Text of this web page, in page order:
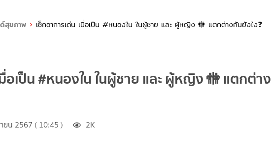
สุขภาพ เช็กอาการเด่น เมื่อเป็น #หนองใน ในผู้ชาย และ ผู้หญิง 🚻 แตกต่างกันยังไง❓
มื่อเป็น #หนองใน ในผู้ชาย และ ผู้หญิง 🚻 แตกต่าง
ยน 2567 ( 10:45 ) 2K